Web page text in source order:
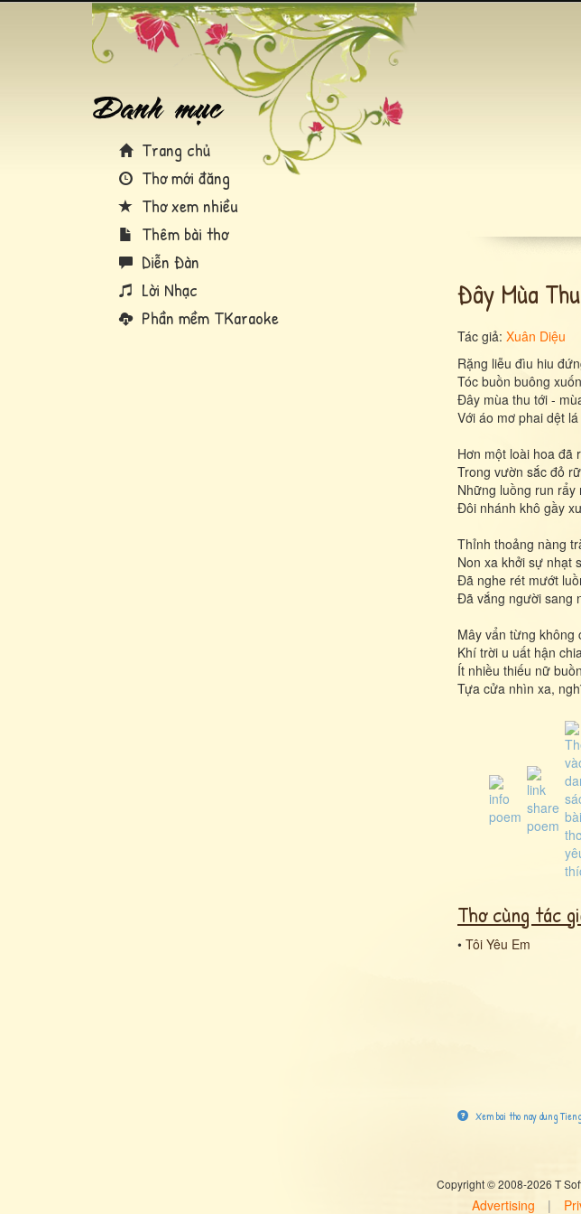
Trang chủ
Thơ mới đăng
Thơ xem nhiều
Thêm bài thơ
Diễn Đàn
Lời Nhạc
Phần mềm TKaraoke
Đây Mùa
Tác giả: Xuân Diệu
Rặng liễu đìu hiu
Tóc buồn buông
Đây mùa thu tới -
Với áo mơ phai dệt
Hơn một loài hoa đã
Trong vườn sắc đỏ
Những luồng run rẩy
Đôi nhánh khô gầy
Thỉnh thoảng nàng
Non xa khởi sự nhạt
Đã nghe rét mướt
Đã vắng người sang
Mây vẩn từng không
Khí trời u uất hận
Ít nhiều thiếu nữ
Tựa cửa nhìn xa,
Thơ cùng tác
• Tôi Yêu Em
Xem bai tho nay dung
Copyright © 2008-2026 T
Advertising |